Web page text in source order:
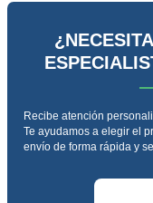
Recibe atención
Te ayudamos a elegir el
envío de forma rápida y